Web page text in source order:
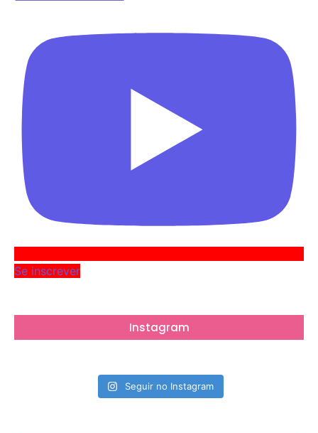
Se inscrever
Instagram
Seguir no Instagram